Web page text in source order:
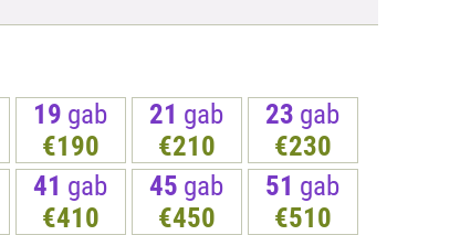
19 gab
€190
21 gab
€210
23 gab
€230
41 gab
€410
45 gab
€450
51 gab
€510